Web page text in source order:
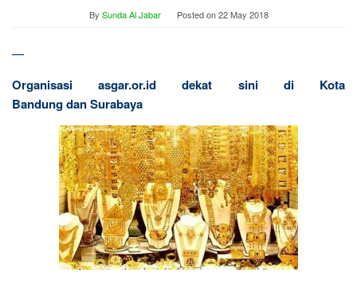
By Sunda Al Jabar Posted on22 May 2018
—
Organisasi asgar.or.id dekat sini di Kota
Bandung dan Surabaya